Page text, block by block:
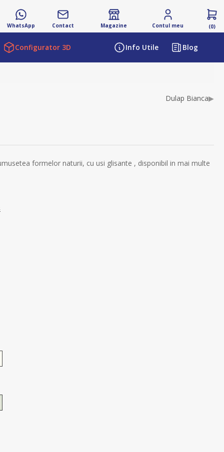
WhatsApp Contact Magazine Contul meu (0)
Configurator 3D Info Utile Blog
Dulap Bianca▶
formelor naturii, cu usi glisante , disponibil in mai multe